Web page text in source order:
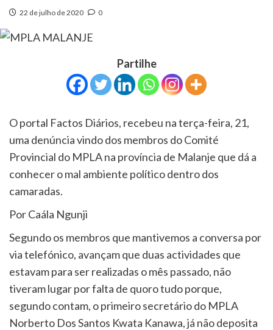
22 de julho de 2020 0
Partilhe
O portal Factos Diários, recebeu na terça-feira, 21,
uma denúncia vindo dos membros do Comité
Provincial do MPLA na província de Malanje que dá a
conhecer o mal ambiente político dentro dos
camaradas.
Por Caála Ngunji
Segundo os membros que mantivemos a conversa por
via telefónico, avançam que duas actividades que
estavam para ser realizadas o mês passado, não
tiveram lugar por falta de quoro tudo porque,
segundo contam, o primeiro secretário do MPLA
Norberto Dos Santos Kwata Kanawa, já não deposita